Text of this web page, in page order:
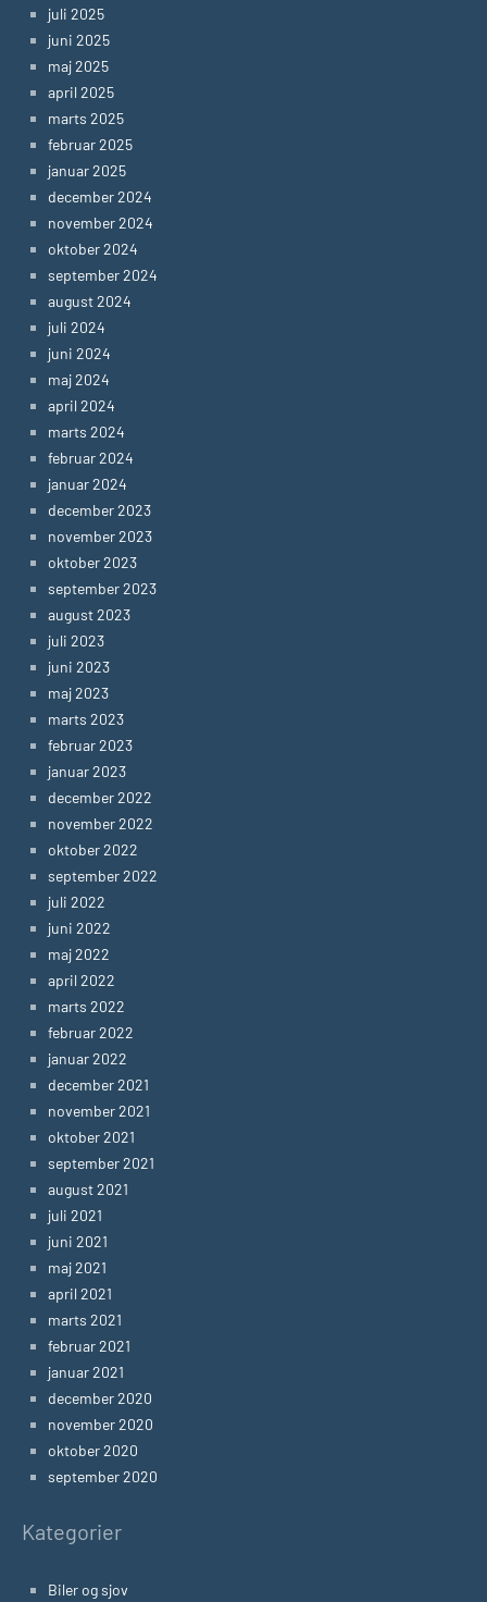
juli 2025
juni 2025
maj 2025
april 2025
marts 2025
februar 2025
januar 2025
december 2024
november 2024
oktober 2024
september 2024
august 2024
juli 2024
juni 2024
maj 2024
april 2024
marts 2024
februar 2024
januar 2024
december 2023
november 2023
oktober 2023
september 2023
august 2023
juli 2023
juni 2023
maj 2023
marts 2023
februar 2023
januar 2023
december 2022
november 2022
oktober 2022
september 2022
juli 2022
juni 2022
maj 2022
april 2022
marts 2022
februar 2022
januar 2022
december 2021
november 2021
oktober 2021
september 2021
august 2021
juli 2021
juni 2021
maj 2021
april 2021
marts 2021
februar 2021
januar 2021
december 2020
november 2020
oktober 2020
september 2020
Kategorier
Biler og sjov